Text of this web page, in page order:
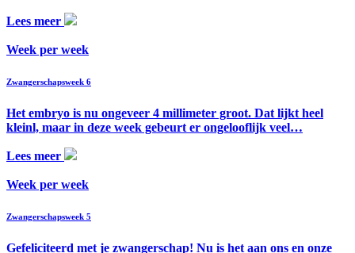
Lees meer
Week per week
Zwangerschapsweek 6
Het embryo is nu ongeveer 4 millimeter groot. Dat lijkt heel
kleinl, maar in deze week gebeurt er ongelooflijk veel…
Lees meer
Week per week
Zwangerschapsweek 5
Gefeliciteerd met je zwangerschap! Nu is het aan ons en onze